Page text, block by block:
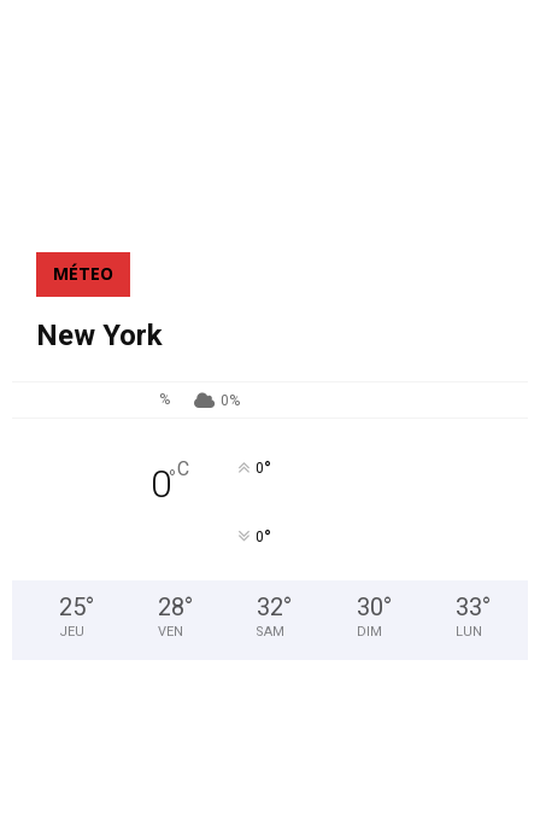
MÉTEO
New York
% 0%
0°C 0°
0°
25°
JEU
28°
VEN
32°
SAM
30°
DIM
33°
LUN